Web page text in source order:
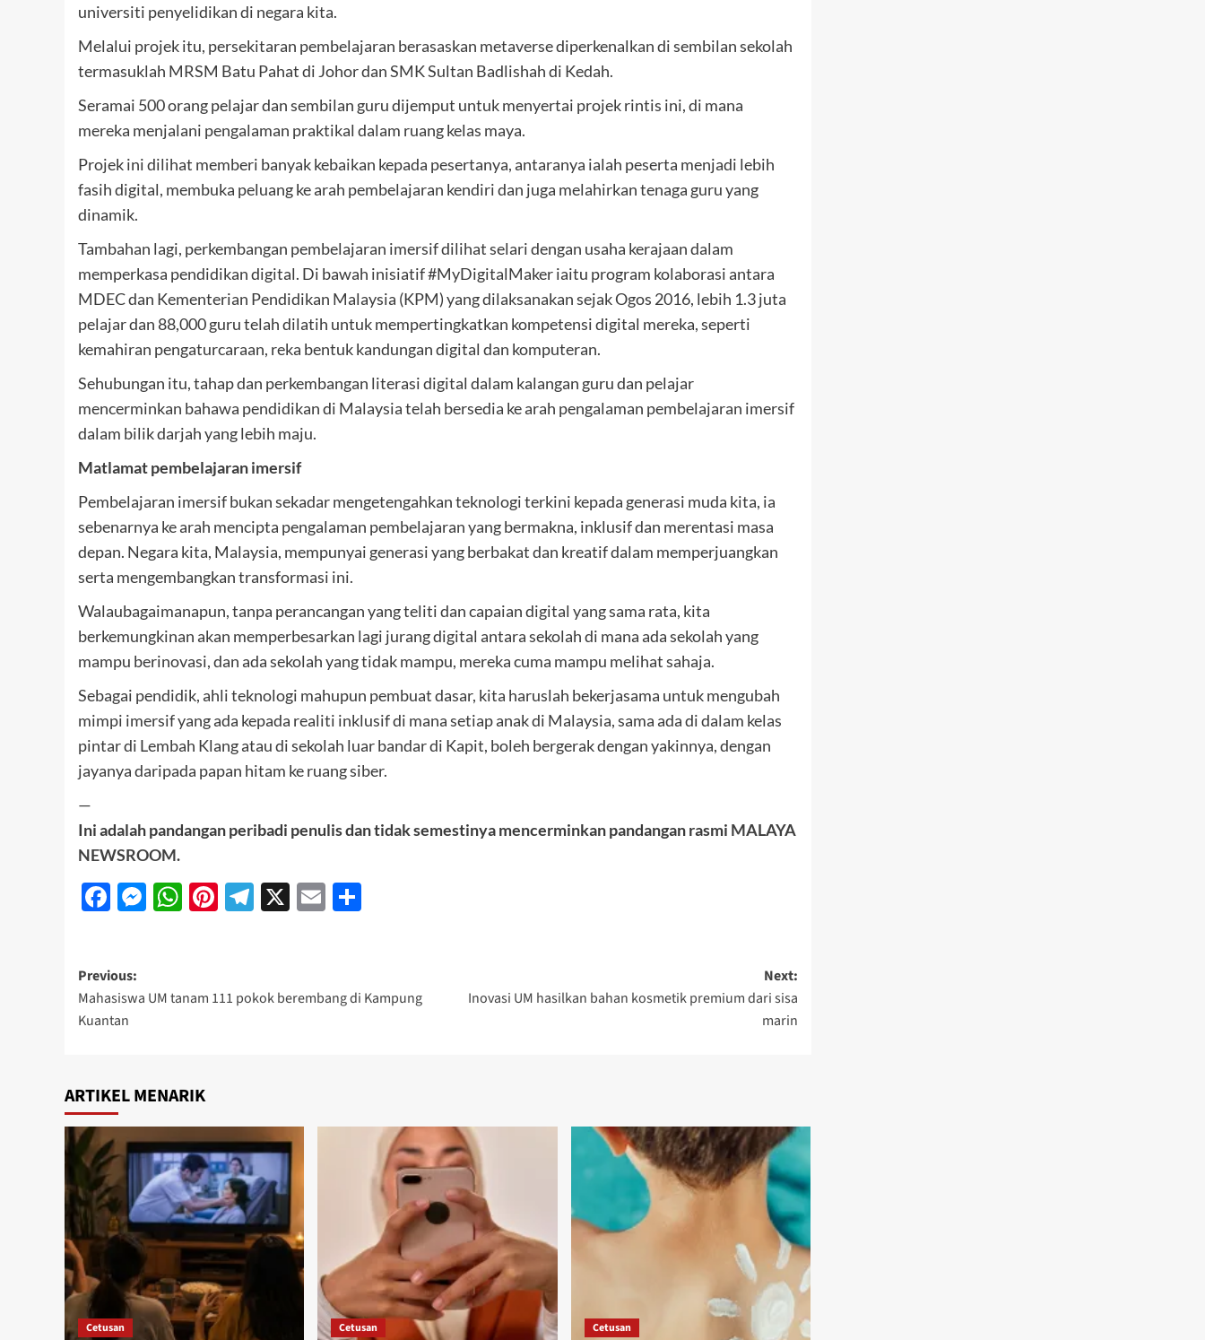
universiti penyelidikan di negara kita.
Melalui projek itu, persekitaran pembelajaran berasaskan metaverse diperkenalkan di sembilan sekolah
termasuklah MRSM Batu Pahat di Johor dan SMK Sultan Badlishah di Kedah.
Seramai 500 orang pelajar dan sembilan guru dijemput untuk menyertai projek rintis ini, di mana
mereka menjalani pengalaman praktikal dalam ruang kelas maya.
Projek ini dilihat memberi banyak kebaikan kepada pesertanya, antaranya ialah peserta menjadi lebih
fasih digital, membuka peluang ke arah pembelajaran kendiri dan juga melahirkan tenaga guru yang
dinamik.
Tambahan lagi, perkembangan pembelajaran imersif dilihat selari dengan usaha kerajaan dalam
memperkasa pendidikan digital. Di bawah inisiatif #MyDigitalMaker iaitu program kolaborasi antara
MDEC dan Kementerian Pendidikan Malaysia (KPM) yang dilaksanakan sejak Ogos 2016, lebih 1.3 juta
pelajar dan 88,000 guru telah dilatih untuk mempertingkatkan kompetensi digital mereka, seperti
kemahiran pengaturcaraan, reka bentuk kandungan digital dan komputeran.
Sehubungan itu, tahap dan perkembangan literasi digital dalam kalangan guru dan pelajar
mencerminkan bahawa pendidikan di Malaysia telah bersedia ke arah pengalaman pembelajaran imersif
dalam bilik darjah yang lebih maju.
Matlamat pembelajaran imersif
Pembelajaran imersif bukan sekadar mengetengahkan teknologi terkini kepada generasi muda kita, ia
sebenarnya ke arah mencipta pengalaman pembelajaran yang bermakna, inklusif dan merentasi masa
depan. Negara kita, Malaysia, mempunyai generasi yang berbakat dan kreatif dalam memperjuangkan
serta mengembangkan transformasi ini.
Walaubagaimanapun, tanpa perancangan yang teliti dan capaian digital yang sama rata, kita
berkemungkinan akan memperbesarkan lagi jurang digital antara sekolah di mana ada sekolah yang
mampu berinovasi, dan ada sekolah yang tidak mampu, mereka cuma mampu melihat sahaja.
Sebagai pendidik, ahli teknologi mahupun pembuat dasar, kita haruslah bekerjasama untuk mengubah
mimpi imersif yang ada kepada realiti inklusif di mana setiap anak di Malaysia, sama ada di dalam kelas
pintar di Lembah Klang atau di sekolah luar bandar di Kapit, boleh bergerak dengan yakinnya, dengan
jayanya daripada papan hitam ke ruang siber.
—
Ini adalah pandangan peribadi penulis dan tidak semestinya mencerminkan pandangan rasmi MALAYA
NEWSROOM.
Facebook
Messenger
WhatsApp
Pinterest
Telegram
X Email
Previous:
Mahasiswa UM tanam 111 pokok berembang di Kampung
Kuantan
Next:
Inovasi UM hasilkan bahan kosmetik premium dari sisa
marin
ARTIKEL MENARIK
Cetusan Cetusan Cetusan